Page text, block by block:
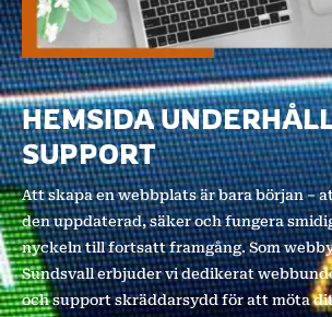
HEMSIDA
SUPPORT
Att skapa en webbplats är bara början –
den uppdaterad, säker och fungera
nyckeln till fortsatt framgång. Som
Sundsvall erbjuder vi dedikerat
och support skräddarsydd för att möta